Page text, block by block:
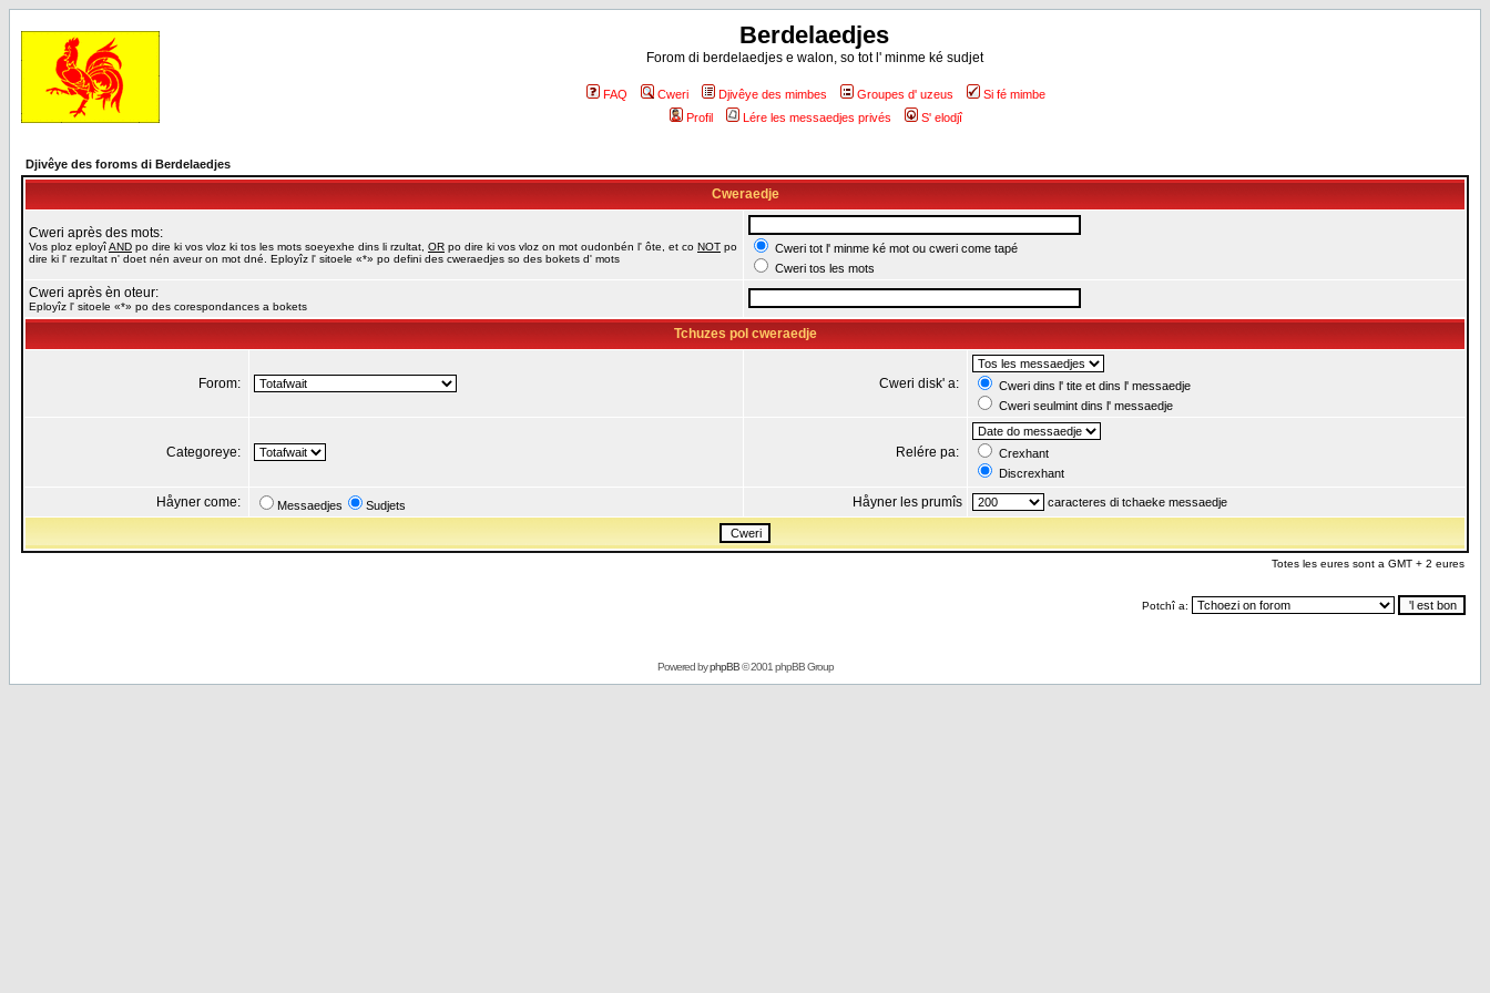
Berdelaedjes
Forom di berdelaedjes e walon, so tot l' minme ké sudjet
FAQ Cweri Djivêye des mimbes Groupes d' uzeus
Si fé mimbe
Profil
Lére les messaedjes privés S' elodjî
Djivêye des foroms di Berdelaedjes
Cweraedje
Cweri après des mots:
Vos ploz eployîAND po dire ki vos vloz ki tos les mots soeyexhe dins li rzultat, OR po dire ki vos vloz on mot oudonbén l' ôte, et co NOT po
dire ki l' rezultat n' doet nén aveur on mot dné. Eployîz l' sitoele «*» po defini des cweraedjes so des bokets d' mots
Cweri tot l' minme ké mot ou cweri come tapé
Cweri tos les mots
Cweri après èn oteur:
Eployîz l' sitoele «*» po des corespondances a bokets
Tchuzes pol cweraedje
Forom: Cweri disk' a:
Cweri dins l' tite et dins l' messaedje
Cweri seulmint dins l' messaedje
Categoreye: Relére pa:
Crexhant
Discrexhant
Håyner come: Messaedjes Sudjets Håyner les prumîs caracteres di tchaeke messaedje
Totes les eures sont a GMT + 2 eures
Potchî a:
Powered byphpBB© 2001 phpBB Group